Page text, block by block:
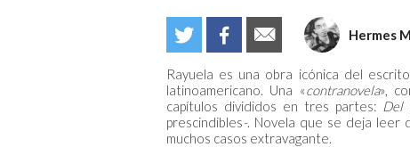
Hermes
Rayuela es una obra icónica del
latinoamericano. Una «contranovela»,
capítulos divididos en tres partes: Del
prescindibles-. Novela que se deja leer
muchos casos extravagante.